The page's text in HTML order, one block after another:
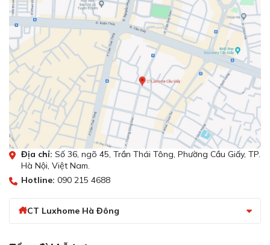
máy:
Các thông báo sẽ được gửi đến thiết bị di động
cài đặt Home Connect để cập nhật các hoạt động và
kết thúc chương trình rửa sấy của máy.
Kiểm soát điện năng và cảnh báo hết chất tẩy
rửa:Chức năng Flex Start cho phép thiết bị của
Bosch tự động tìm kiếm mạng điện có công suất phù
hợp và rẻ nhất để hoạt động. Ứng dụng còn có khả
năng đếm số lượng viên tẩy rửa và phát cảnh báo
sắp hết khi chỉ còn 5 viên tẩy.
Điều khiển từ xa bằng giọng nói:Ứng dụng Home
Connect được kết hợp với phần mềm “trợ lý ảo”
Alexa cho phép người dùng có thể ra lệnh điều khiển
máy rửa bát từ xa bằng giọng nói. Người dùng cần
kiểm tra ngôn ngữ được hỗ trợ khi dùng chức năng
Địa chỉ: Số 36, ngõ 45, Trần Thái Tông, Phường Cầu Giấy, TP.
Hà Nội, Việt Nam.
Hotline: 090 215 4688
CT Luxhome Hà Đông